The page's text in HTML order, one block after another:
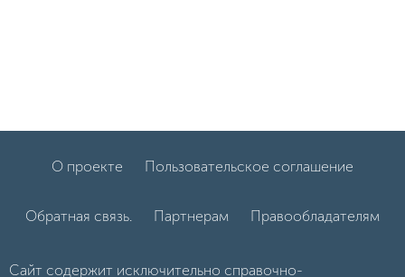
О проекте Пользовательское соглашение
Обратная связь. Партнерам Правообладателям
Сайт содержит исключительно справочно-